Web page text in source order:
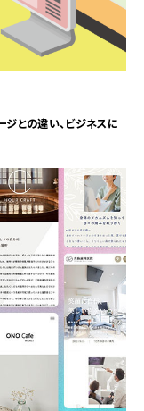
ジとの違い、ビジネスに